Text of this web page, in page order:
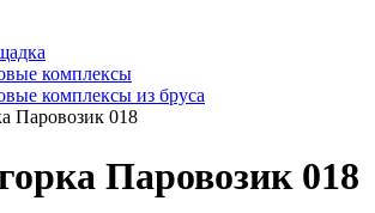
комплексы
комплексы из бруса
Паровозик 018
Паровозик 018